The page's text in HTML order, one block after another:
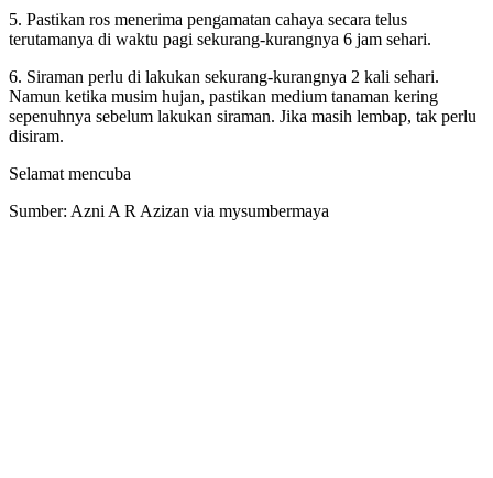
5. Pastikan ros menerima pengamatan cahaya secara telus
terutamanya di waktu pagi sekurang-kurangnya 6 jam sehari.
6. Siraman perlu di lakukan sekurang-kurangnya 2 kali sehari.
Namun ketika musim hujan, pastikan medium tanaman kering
sepenuhnya sebelum lakukan siraman. Jika masih lembap, tak perlu
disiram.
Selamat mencuba
Sumber: Azni A R Azizan via mysumbermaya